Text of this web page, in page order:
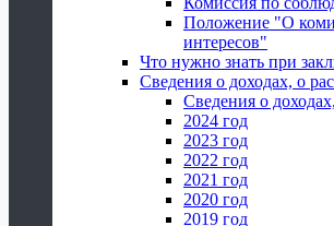
Положение "О
интересов"
Что нужно знать при
Сведения о доходах, о
Сведения о
2024 год
2023 год
2022 год
2021 год
2020 год
2019 год